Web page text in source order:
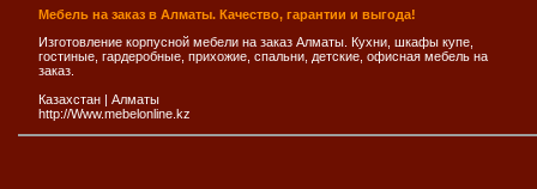
Мебель на заказ в Алматы. Качество, гарантии и выгода!
Изготовление корпусной мебели на заказ Алматы. Кухни, шкафы купе,
гостиные, гардеробные, прихожие, спальни, детские, офисная мебель на
заказ.
Казахстан | Алматы
http://Www.mebelonline.kz